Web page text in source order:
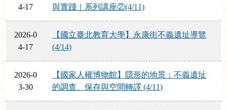
4-17
與實踐｜系列講座②(4/11)
2026-0
4-17
【國立臺北教育大學】永康街不義遺址導覽
(4/14)
2026-0
3-30
【國家人權博物館】隱形的地景：不義遺址
的調查、保存與空間轉譯 (4/11)